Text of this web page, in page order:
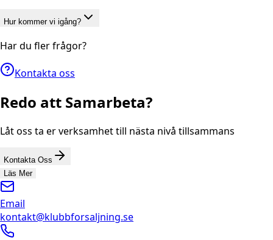
Hur kommer vi igång?
Har du fler frågor?
Kontakta oss
Redo att Samarbeta?
Låt oss ta er verksamhet till nästa nivå tillsammans
Kontakta Oss
Läs Mer
Email
kontakt@klubbforsaljning.se